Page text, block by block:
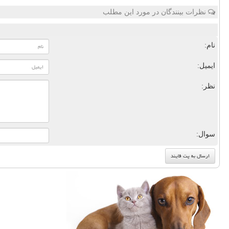
نظرات بینندگان در مورد این مطلب
نام:
ایمیل:
نظر:
سوال: